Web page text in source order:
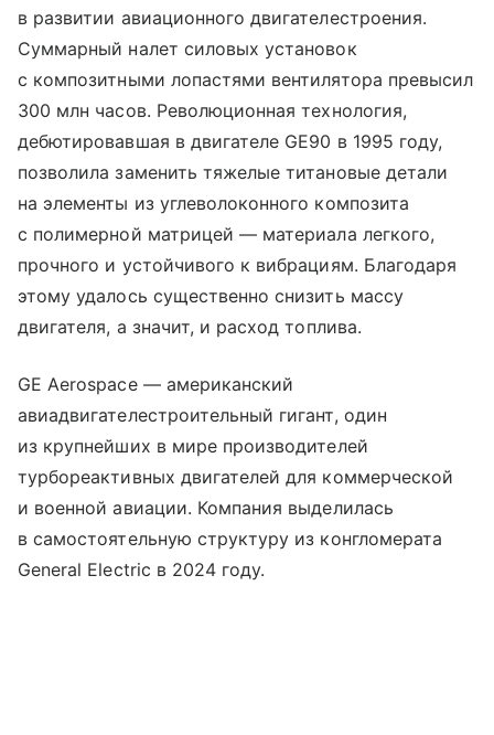
в развитии авиационного двигателестроения.
Суммарный налет силовых установок
с композитными лопастями вентилятора превысил
300 млн часов. Революционная технология,
дебютировавшая в двигателе GE90 в 1995 году,
позволила заменить тяжелые титановые детали
на элементы из углеволоконного композита
с полимерной матрицей — материала легкого,
прочного и устойчивого к вибрациям. Благодаря
этому удалось существенно снизить массу
двигателя, а значит, и расход топлива.
GE Aerospace — американский
авиадвигателестроительный гигант, один
из крупнейших в мире производителей
турбореактивных двигателей для коммерческой
и военной авиации. Компания выделилась
в самостоятельную структуру из конгломерата
General Electric в 2024 году.